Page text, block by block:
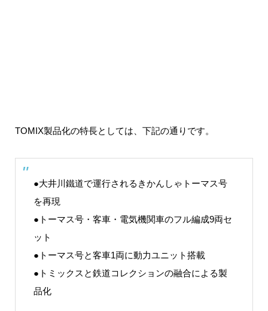
TOMIX製品化の特長としては、下記の通りです。
●大井川鐵道で運行されるきかんしゃトーマス号
を再現
●トーマス号・客車・電気機関車のフル編成9両セ
ット
●トーマス号と客車1両に動力ユニット搭載
●トミックスと鉄道コレクションの融合による製
品化